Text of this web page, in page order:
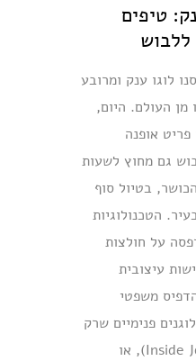
טיפים
ללבוש
לוגו ענק ומרובע
העולם. היום,
אופנה
גם מחוץ לשעות
בטיול סוף
הטכנולוגיות
על חולצות
עיצובית
משפטי
פנימיים שרק
הצוות מבין (Inside Jokes), או